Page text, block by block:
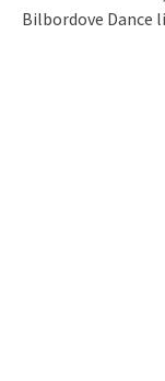
Bilbordove Dance